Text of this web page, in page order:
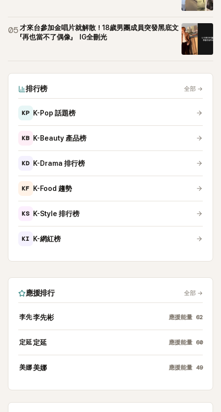
05 才來台參加金唱片就解散！18歲男團成員突發黑底文
「再也當不了偶像」 IG全刪光
排行榜 全部 →
KP K-Pop 話題榜
KB K-Beauty 產品榜
KD K-Drama 排行榜
KF K-Food 趨勢
KS K-Style 排行榜
KI K-網紅榜
應援排行 全部 →
李先李先彬 應援能量 62
定延 定延 應援能量 60
美娜美娜 應援能量 49